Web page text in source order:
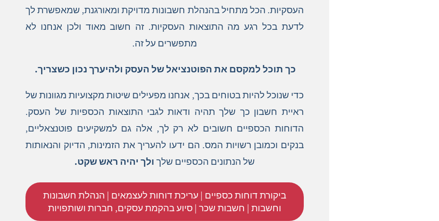
העסקיות. הכל מתחיל בהנהלת חשבונות מדויקת ומאורגנת, שמאפשרת לך
לדעת בכל רגע מה התוצאות העסקיות. זה חשוב מאוד ולכן אנחנו לא
מתפשרים על זה.
כך תוכל למקסם את הפוטנציאל של העסק ולהיערך נכון כשצריך.
כדי שנוכל להיות בטוחים בכך, אנחנו מפעילים שיטות מקצועיות מגוונות של
ראיית חשבון כך שלך תהיה ודאות לגבי התוצאות הכספיות של העסק.
הדוחות הכספיים חשובים לא רק לך, אלה גם למשקיעים פוטנצאליים,
בנקים וכמובן רשויות המס. הם ידעו להעריך את הזמינות, הדיוק והנאותות
של הנתונים הכספיים שלך ולך יהיה ראש שקט.
ביקורת דוחות כספיים | עריכת דוחות לעצמאים | הנהלת חשבונות
וחשבות | חשבות שכר | סיוע בהקמת עסקים, חברות ושותפויות